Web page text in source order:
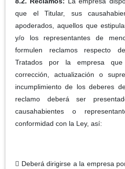
que el Titular, sus
apoderados, aquellos que
y/o los representantes de
formulen reclamos respecto
Tratados por la empresa
corrección, actualización o
incumplimiento de los deberes
reclamo deberá ser
causahabientes o
conformidad con la Ley, así:
 Deberá dirigirse a la empresa